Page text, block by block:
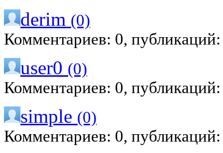
derim (0)
Комментариев: 0,
user0 (0)
Комментариев: 0,
simple (0)
Комментариев: 0,